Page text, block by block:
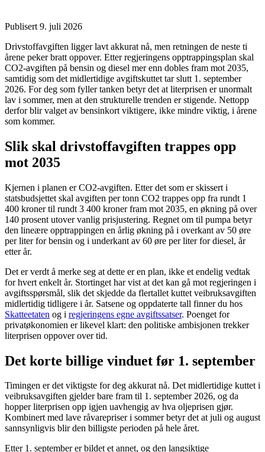
Publisert 9. juli 2026
Drivstoffavgiften ligger lavt akkurat nå, men retningen de neste ti
årene peker bratt oppover. Etter regjeringens opptrappingsplan skal
CO2-avgiften på bensin og diesel mer enn dobles fram mot 2035,
samtidig som det midlertidige avgiftskuttet tar slutt 1. september
2026. For deg som fyller tanken betyr det at literprisen er unormalt
lav i sommer, men at den strukturelle trenden er stigende. Nettopp
derfor blir valget av bensinkort viktigere, ikke mindre viktig, i årene
som kommer.
Slik skal drivstoffavgiften trappes opp
mot 2035
Kjernen i planen er CO2-avgiften. Etter det som er skissert i
statsbudsjettet skal avgiften per tonn CO2 trappes opp fra rundt 1
400 kroner til rundt 3 400 kroner fram mot 2035, en økning på over
140 prosent utover vanlig prisjustering. Regnet om til pumpa betyr
den lineære opptrappingen en årlig økning på i overkant av 50 øre
per liter for bensin og i underkant av 60 øre per liter for diesel, år
etter år.
Det er verdt å merke seg at dette er en plan, ikke et endelig vedtak
for hvert enkelt år. Stortinget har vist at det kan gå mot regjeringen i
avgiftsspørsmål, slik det skjedde da flertallet kuttet veibruksavgiften
midlertidig tidligere i år. Satsene og oppdaterte tall finner du hos
Skatteetaten og i regjeringens egne avgiftssatser. Poenget for
privatøkonomien er likevel klart: den politiske ambisjonen trekker
literprisen oppover over tid.
Det korte billige vinduet før 1. september
Timingen er det viktigste for deg akkurat nå. Det midlertidige kuttet i
veibruksavgiften gjelder bare fram til 1. september 2026, og da
hopper literprisen opp igjen uavhengig av hva oljeprisen gjør.
Kombinert med lave råvarepriser i sommer betyr det at juli og august
sannsynligvis blir den billigste perioden på hele året.
Etter 1. september er bildet et annet, og den langsiktige